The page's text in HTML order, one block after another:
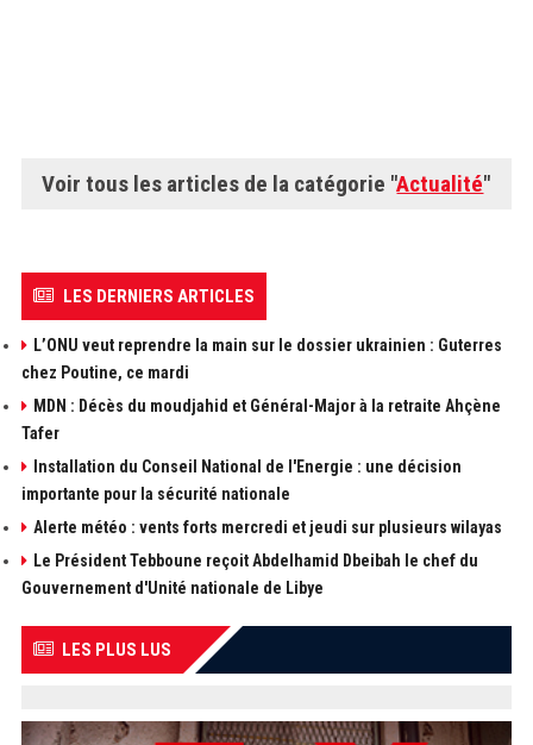
Voir tous les articles de la catégorie "Actualité"
LES DERNIERS ARTICLES
L’ONU veut reprendre la main sur le dossier ukrainien : Guterres
chez Poutine, ce mardi
MDN : Décès du moudjahid et Général-Major à la retraite Ahçène
Tafer
Installation du Conseil National de l'Energie : une décision
importante pour la sécurité nationale
Alerte météo : vents forts mercredi et jeudi sur plusieurs wilayas
Le Président Tebboune reçoit Abdelhamid Dbeibah le chef du
Gouvernement d'Unité nationale de Libye
LES PLUS LUS